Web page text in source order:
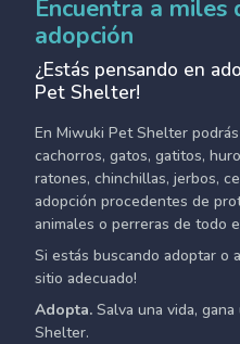
Encuentra a miles
adopción
¿Estás pensando en
Pet Shelter!
En Miwuki Pet Shelter
cachorros, gatos, gatitos,
ratones, chinchillas, jerbos,
adopción procedentes de
animales o perreras de todo
Si estás buscando adoptar o
sitio adecuado!
Adopta. Salva una vida,
Shelter.